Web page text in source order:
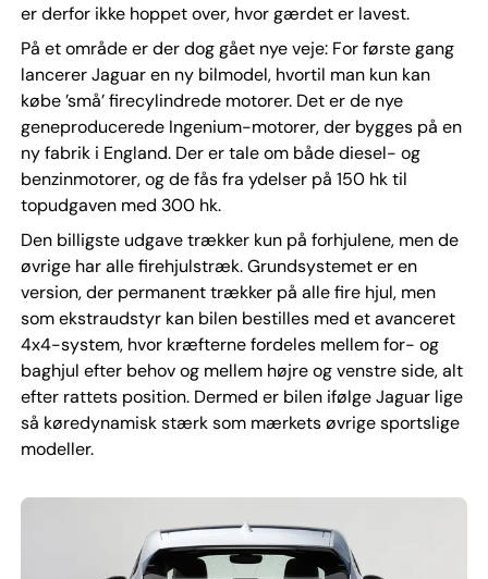
er derfor ikke hoppet over, hvor gærdet er lavest.
På et område er der dog gået nye veje: For første gang
lancerer Jaguar en ny bilmodel, hvortil man kun kan
købe ’små’ firecylindrede motorer. Det er de nye
geneproducerede Ingenium-motorer, der bygges på en
ny fabrik i England. Der er tale om både diesel- og
benzinmotorer, og de fås fra ydelser på 150 hk til
topudgaven med 300 hk.
Den billigste udgave trækker kun på forhjulene, men de
øvrige har alle firehjulstræk. Grundsystemet er en
version, der permanent trækker på alle fire hjul, men
som ekstraudstyr kan bilen bestilles med et avanceret
4x4-system, hvor kræfterne fordeles mellem for- og
baghjul efter behov og mellem højre og venstre side, alt
efter rattets position. Dermed er bilen ifølge Jaguar lige
så køredynamisk stærk som mærkets øvrige sportslige
modeller.